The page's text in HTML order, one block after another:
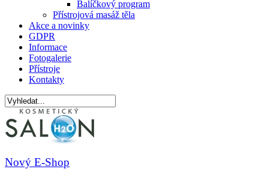
Balíčkový program
Přístrojová masáž těla
Akce a novinky
GDPR
Informace
Fotogalerie
Přístroje
Kontakty
Nový E-Shop